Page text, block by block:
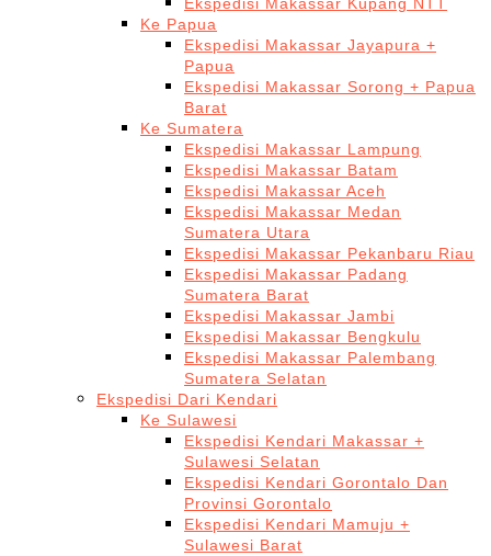
Ke Papua
Ekspedisi Makassar Jayapura +
Papua
Ekspedisi Makassar Sorong + Papua
Barat
Ke Sumatera
Ekspedisi Makassar Lampung
Ekspedisi Makassar Batam
Ekspedisi Makassar Aceh
Ekspedisi Makassar Medan
Sumatera Utara
Ekspedisi Makassar Pekanbaru Riau
Ekspedisi Makassar Padang
Sumatera Barat
Ekspedisi Makassar Jambi
Ekspedisi Makassar Bengkulu
Ekspedisi Makassar Palembang
Sumatera Selatan
Ekspedisi Dari Kendari
Ke Sulawesi
Ekspedisi Kendari Makassar +
Sulawesi Selatan
Ekspedisi Kendari Gorontalo Dan
Provinsi Gorontalo
Ekspedisi Kendari Mamuju +
Sulawesi Barat